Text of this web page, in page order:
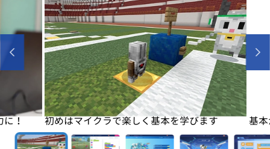
！ 初めはマイクラで楽しく基本を学びます 基本